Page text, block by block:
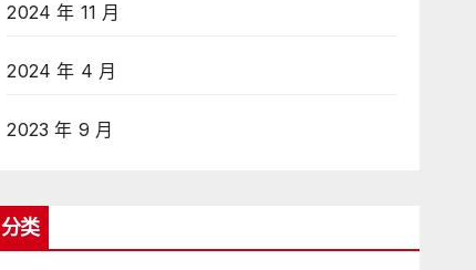
2024 年 11 月
2024 年 4 月
2023 年 9 月
分类